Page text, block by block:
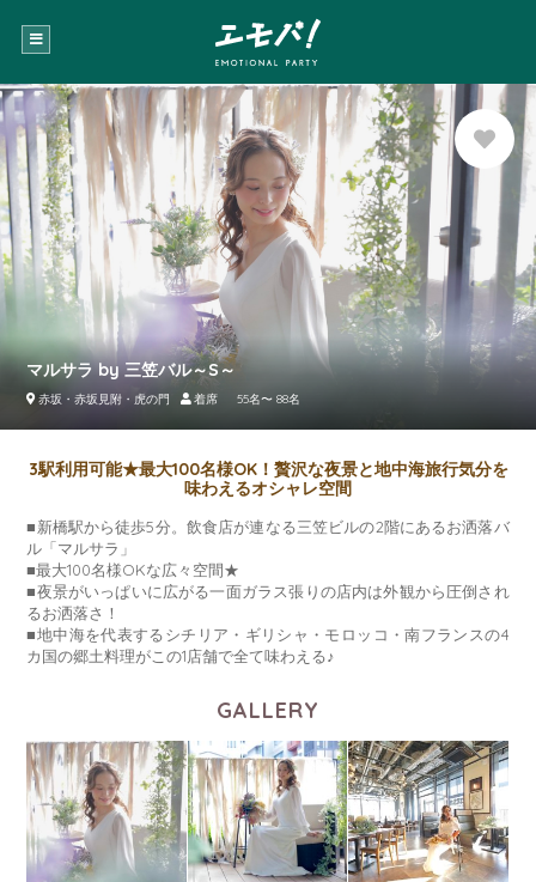
マルサラ by 三笠バル～S～
赤坂・赤坂見附・虎の門 着席 55名〜 88名
お気に
入り登
録
3駅利用可能★最大100名様OK！贅沢な夜景と地中海旅行気分を
味わえるオシャレ空間
■新橋駅から徒歩5分。飲食店が連なる三笠ビルの2階にあるお洒落バ
ル「マルサラ」
■最大100名様OKな広々空間★
■夜景がいっぱいに広がる一面ガラス張りの店内は外観から圧倒され
るお洒落さ！
■地中海を代表するシチリア・ギリシャ・モロッコ・南フランスの4
カ国の郷土料理がこの1店舗で全て味わえる♪
GALLERY